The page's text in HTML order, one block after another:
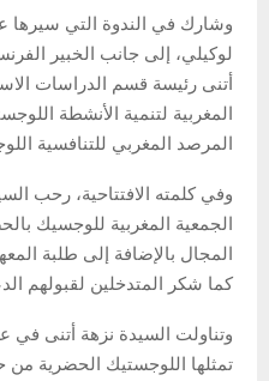
وشارك في الندوة التي سيرها
لوكيلي، إلى جانب الخبير
أتنى رئيسة قسم الدراسات
المغربية لتنمية الأنشطة
المرصد المغربي للتنافسية
وفي كلمته الافتتاحية، رحب
الجمعية المغربية للوجسيك
المجال بالإضافة إلى طلبة
كما شكر المتدخلين لقبولهم
وتناولت السيدة نزهة أتنى في
تمثلها اللوجستيك الحضرية من